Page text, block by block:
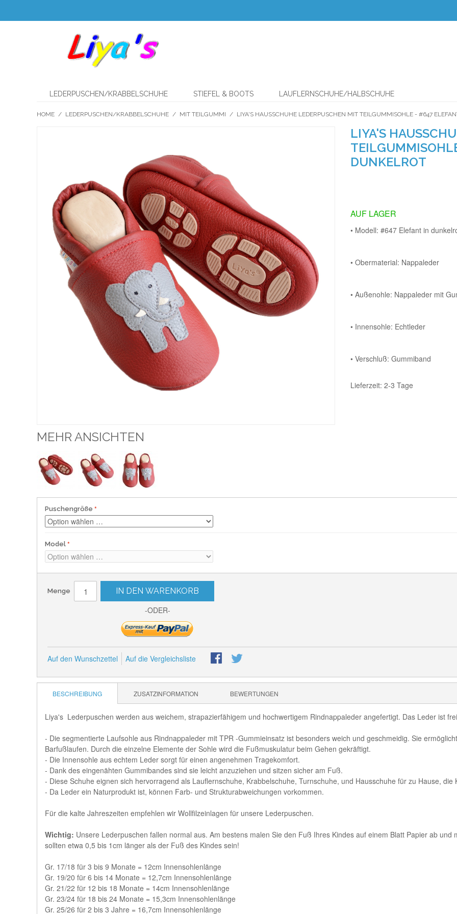
LEDERPUSCHEN/KRABBELSCHUHE STIEFEL & BOOTS LAUFLERNSCHUHE/HALBSCHUHE
HOME / LEDERPUSCHEN/KRABBELSCHUHE / MIT TEILGUMMI / LIYA'S HAUSSCHUHE LEDERPUSCHEN MIT TEILGUMMISOHLE - #647
MEHR ANSICHTEN
LIYA'S
DUNKELROT
AUF LAGER
• Modell: #647 Elefant in
• Obermaterial: Nappaleder
• Außenohle: Nappaleder mit
• Innensohle: Echtleder
• Verschluß: Gummiband
Lieferzeit: 2-3 Tage
Puschengröße
Model
Menge IN DEN WARENKORB
-ODER-
Auf den Wunschzettel Auf die Vergleichsliste
BESCHREIBUNG ZUSATZINFORMATION BEWERTUNGEN
Liya's Lederpuschen werden aus weichem, strapazierfähigem und hochwertigem Rindnappaleder angefertigt. Das Leder ist
- Die segmentierte Laufsohle aus Rindnappaleder mit TPR -Gummieinsatz ist besonders weich und geschmeidig. Sie
Barfußlaufen. Durch die einzelne Elemente der Sohle wird die Fußmuskulatur beim Gehen gekräftigt.
- Die Innensohle aus echtem Leder sorgt für einen angenehmen Tragekomfort.
- Dank des eingenähten Gummibandes sind sie leicht anzuziehen und sitzen sicher am Fuß.
- Diese Schuhe eignen sich hervorragend als Lauflernschuhe, Krabbelschuhe, Turnschuhe, und Hausschuhe für zu Hause,
- Da Leder ein Naturprodukt ist, können Farb- und Strukturabweichungen vorkommen.
Für die kalte Jahreszeiten empfehlen wir Wollfilzeinlagen für unsere Lederpuschen.
Wichtig: Unsere Lederpuschen fallen normal aus. Am bestens malen Sie den Fuß Ihres Kindes auf einem Blatt Papier ab
sollten etwa 0,5 bis 1cm länger als der Fuß des Kindes sein!
Gr. 17/18 für 3 bis 9 Monate = 12cm Innensohlenlänge
Gr. 19/20 für 6 bis 14 Monate = 12,7cm Innensohlenlänge
Gr. 21/22 für 12 bis 18 Monate = 14cm Innensohlenlänge
Gr. 23/24 für 18 bis 24 Monate = 15,3cm Innensohlenlänge
Gr. 25/26 für 2 bis 3 Jahre = 16,7cm Innensohlenlänge